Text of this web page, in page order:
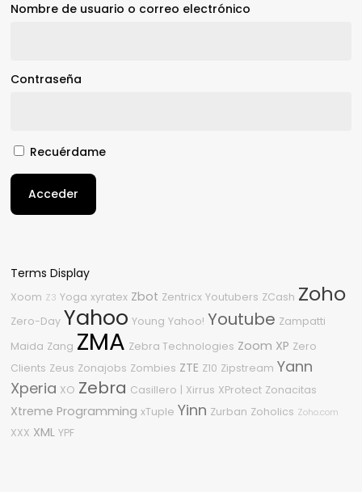
Nombre de usuario o correo electrónico
Contraseña
Recuérdame
Acceder
Terms Display
Xoom Z3 Yoga xyratex Zbot Zentricx Youtubers ZCash Zoho
Zero-Day Yahoo Young Yahoo! Youtube Zampatti
Maida Zang ZMA Zebra Technologies Zoom XP Zero
Clients Zeus Zonajobs Zombies ZTE Z10 Zipstream Yann
Xperia XO Zebra Casillero | Xirrus XProtect Zonacitas
Xtreme Programming xTuple Yinn Zurban Zoholics Zoho.com
XXX XML YPF